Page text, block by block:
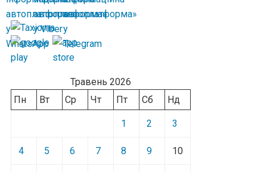
Травень 2026
Пн
Вт Ср Чт Пт Сб Нд
1 2 3
4 5 6 7 8 9 10